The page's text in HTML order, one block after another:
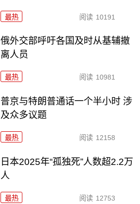
最热 阅读 10191
俄外交部呼吁各国及时从基辅撤
离人员
最热 阅读 10981
普京与特朗普通话一个半小时 涉
及众多议题
最热 阅读 12158
日本2025年“孤独死”人数超2.2万
人
最热 阅读 12753